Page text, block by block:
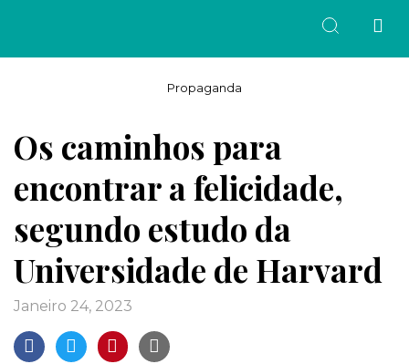
Propaganda
Os caminhos para
encontrar a felicidade,
segundo estudo da
Universidade de Harvard
janeiro 24, 2023